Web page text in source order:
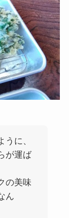
に、
が運ば
の美味
ん